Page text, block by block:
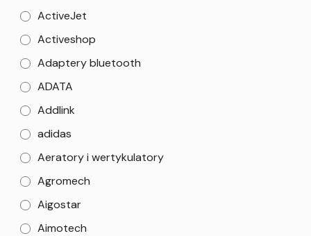
ActiveJet
Activeshop
Adaptery bluetooth
ADATA
Addlink
adidas
Aeratory i wertykulatory
Agromech
Aigostar
Aimotech